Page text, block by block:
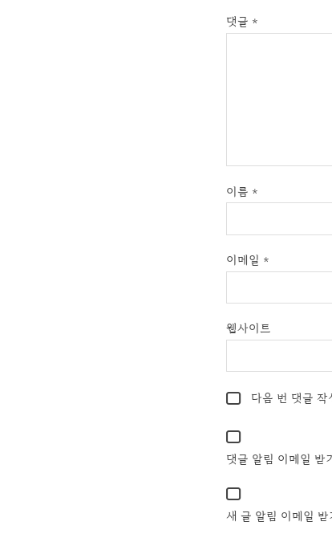
댓글 *
이름 *
이메일 *
웹사이트
다음 번 댓글
댓글 알림 이메일 받
새 글 알림 이메일 받